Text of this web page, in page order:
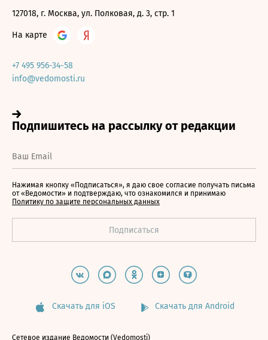
127018, г. Москва, ул. Полковая, д. 3, стр. 1
На карте
+7 495 956-34-58
info@vedomosti.ru
Нажимая кнопку «Подписаться», я даю свое согласие получать письма
от «Ведомости» и подтверждаю, что ознакомился и принимаю
Политику по защите персональных данных
Скачать для iOS Скачать для Android
Сетевое издание Ведомости (Vedomosti)